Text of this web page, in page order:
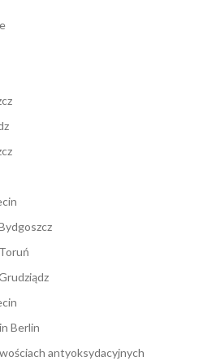
Berlin
antyoksydacyjnych